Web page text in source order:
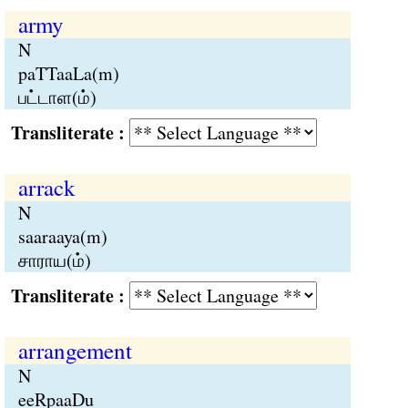
army
N
paTTaaLa(m)
பட்டாள(ம்)
:
arrack
N
saaraaya(m)
சாராய(ம்)
:
arrangement
N
eeRpaaDu